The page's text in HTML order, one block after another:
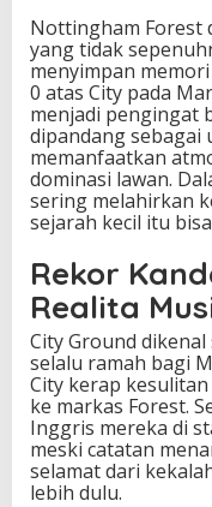
Nottingham Forest
yang tidak
menyimpan
0 atas City pada
menjadi pengingat
dipandang sebagai
memanfaatkan
dominasi lawan.
sering melahirkan
sejarah kecil itu
Rekor
Realita
City Ground
selalu ramah bagi
City kerap
ke markas Forest.
Inggris mereka di
meski catatan
selamat dari
lebih dulu.